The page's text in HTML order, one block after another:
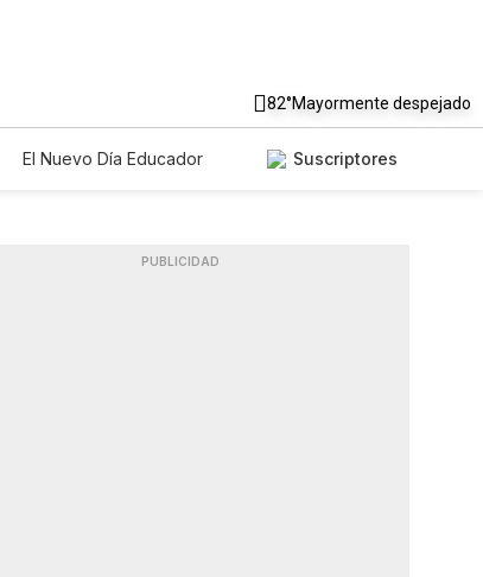
82°Mayormente despejado
El Nuevo Día Educador
Suscriptores
PUBLICIDAD